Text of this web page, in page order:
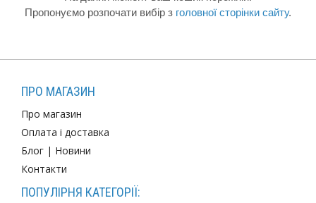
Пропонуємо розпочати вибір з головної сторінки сайту.
ПРО МАГАЗИН
Про магазин
Оплата і доставка
Блог | Новини
Контакти
ПОПУЛІРНЯ КАТЕГОРІЇ: